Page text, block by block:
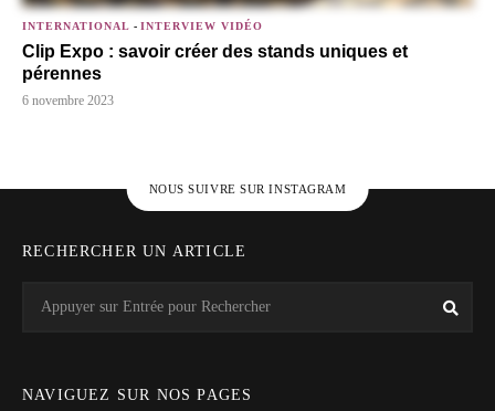
INTERNATIONAL - INTERVIEW VIDÉO
Clip Expo : savoir créer des stands uniques et
pérennes
6 novembre 2023
NOUS SUIVRE SUR INSTAGRAM
RECHERCHER UN ARTICLE
for:
NAVIGUEZ SUR NOS PAGES